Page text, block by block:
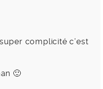
complicité c’est
🙂